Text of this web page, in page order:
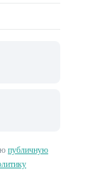
публичную